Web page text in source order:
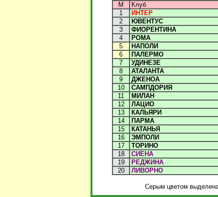
М
Клуб
1
ИНТЕР
2
ЮВЕНТУС
3
ФИОРЕНТИНА
4
РОМА
5
НАПОЛИ
6
ПАЛЕРМО
7
УДИНЕЗЕ
8
АТАЛАНТА
9
ДЖЕНОА
10
САМПДОРИЯ
11
МИЛАН
12
ЛАЦИО
13
КАЛЬЯРИ
14
ПАРМА
15
КАТАНЬЯ
16
ЭМПОЛИ
17
ТОРИНО
18
СИЕНА
19
РЕДЖИНА
20
ЛИВОРНО
Серым цветом